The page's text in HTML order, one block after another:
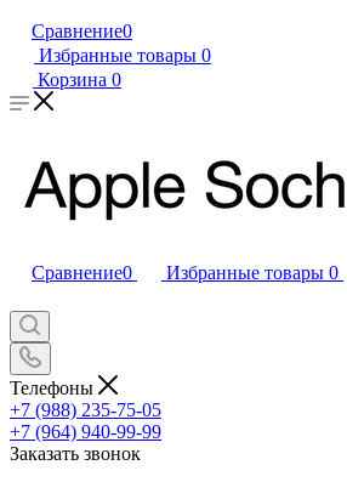
Сравнение0
Избранные товары 0
Корзина 0
Сравнение0 Избранные товары 0
Телефоны
+7 (988) 235-75-05
+7 (964) 940-99-99
Заказать звонок